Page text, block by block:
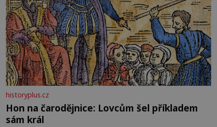
historyplus.cz
Hon na čarodějnice: Lovcům šel příkladem
sám král